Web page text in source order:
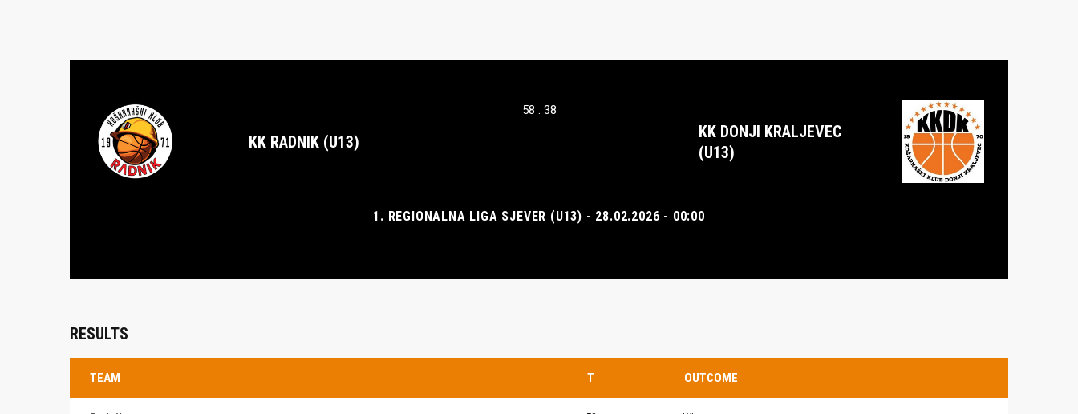
KK RADNIK (U13)
58 : 38
KK DONJI KRALJEVEC
(U13)
1. REGIONALNA LIGA SJEVER (U13) - 28.02.2026 - 00:00
RESULTS
TEAM T OUTCOME